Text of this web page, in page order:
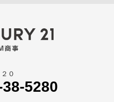
０
5280